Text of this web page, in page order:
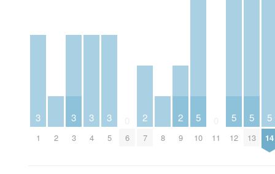
3
1 2
3
3
3
4
3
5 6
2
7 8
2
9
5
10 11
5
12
5
13
5
14